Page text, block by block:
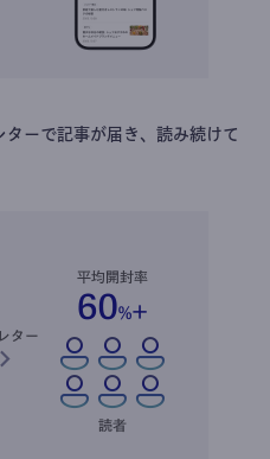
ーで記事が届き、読み続けて